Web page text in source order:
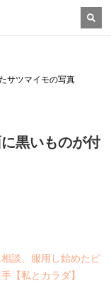
サツマイモの写真
黒いものが付
談、服用し始めたピ
【私とカラダ】